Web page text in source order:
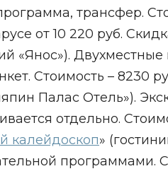
трансфер.
от 10 220 руб. Скидка
«Янос»).
Стоимость – 8230
Палас Отель»).
отдельно.
калейдоскоп»
программами.